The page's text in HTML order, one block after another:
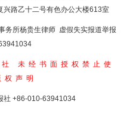
兴路乙十二号有色办公大楼613室
所杨贵生律师 虚假失实报道举报
未经书面授权禁止使
权声明
社 +86-010-63941034